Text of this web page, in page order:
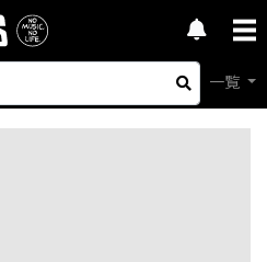
一覧